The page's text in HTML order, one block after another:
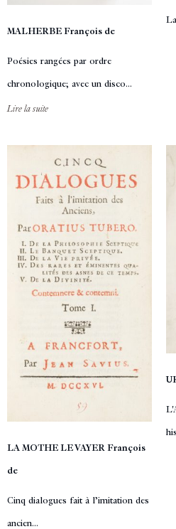
MALHERBE François de
Poésies rangées par ordre
chronologique; avec un disco...
Lire la suite
LA MOTHE LE VAYER François
de
Cinq dialogues fait à l’imitation des
ancien...